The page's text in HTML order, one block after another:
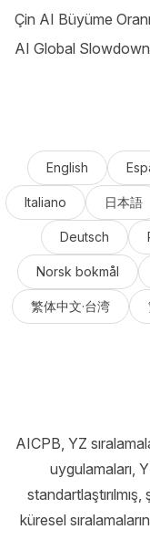
Çin AI Büyüme
AI Global Slowdown
English
Italiano 日本語
Deutsch
Norsk bokmål
繁体中文·台湾
AICPB, YZ
uygulamaları,
küresel